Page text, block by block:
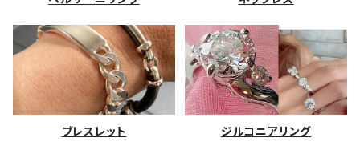
ブレスレット ジルコニアリング